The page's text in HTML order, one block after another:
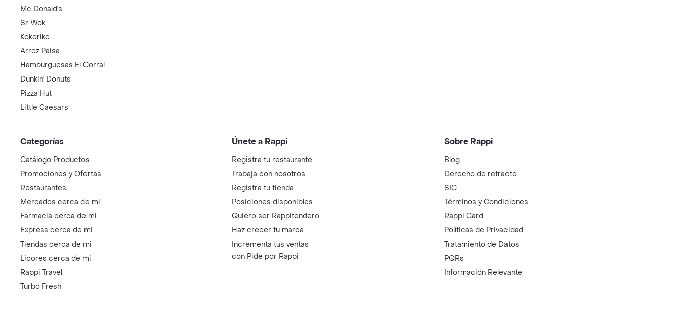
Mc Donald's
Sr Wok
Kokoriko
Arroz Paisa
Hamburguesas El Corral
Dunkin' Donuts
Pizza Hut
Little Caesars
Categorías
Catálogo Productos
Promociones y Ofertas
Restaurantes
Mercados cerca de mi
Farmacia cerca de mi
Express cerca de mi
Tiendas cerca de mi
Licores cerca de mi
Rappi Travel
Turbo Fresh
Únete a Rappi
Registra tu restaurante
Trabaja con nosotros
Registra tu tienda
Posiciones disponibles
Quiero ser Rappitendero
Haz crecer tu marca
Incrementa tus ventas
con Pide por Rappi
Sobre Rappi
Blog
Derecho de retracto
SIC
Términos y Condiciones
Rappi Card
Políticas de Privacidad
Tratamiento de Datos
PQRs
Información Relevante